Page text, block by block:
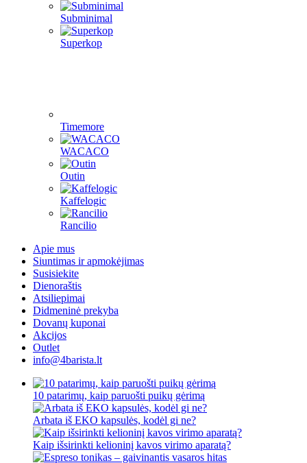
Subminimal
Superkop
Timemore
WACACO
Outin
Kaffelogic
Rancilio
Apie mus
Siuntimas ir apmokėjimas
Susisiekite
Dienoraštis
Atsiliepimai
Didmeninė prekyba
Dovanų kuponai
Akcijos
Outlet
info@4barista.lt
10 patarimų, kaip paruošti puikų gėrimą
Arbata iš EKO kapsulės, kodėl gi ne?
Kaip išsirinkti kelioninį kavos virimo aparatą?